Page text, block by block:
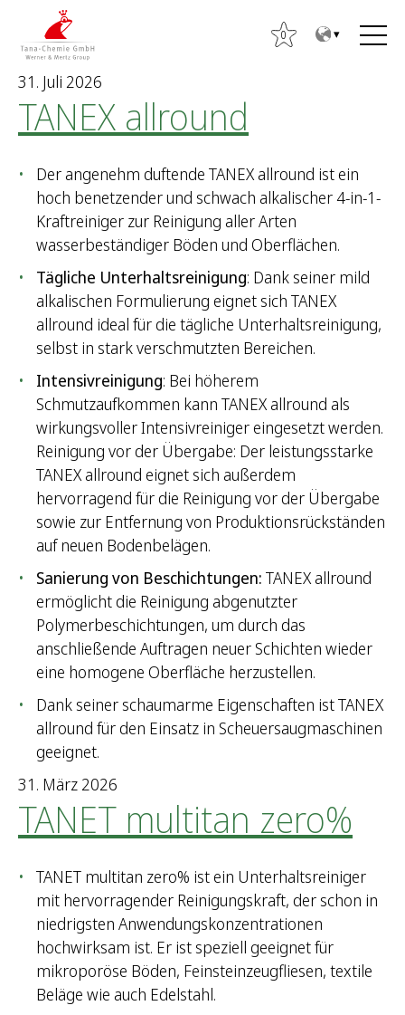
0
31. Juli 2026
TANEX allround
Der angenehm duftende TANEX allround ist ein
hoch benetzender und schwach alkalischer 4-in-1-
Kraftreiniger zur Reinigung aller Arten
wasserbeständiger Böden und Oberflächen.
Tägliche Unterhaltsreinigung: Dank seiner mild
alkalischen Formulierung eignet sich TANEX
allround ideal für die tägliche Unterhaltsreinigung,
selbst in stark verschmutzten Bereichen.
Intensivreinigung: Bei höherem
Schmutzaufkommen kann TANEX allround als
wirkungsvoller Intensivreiniger eingesetzt werden.
Reinigung vor der Übergabe: Der leistungsstarke
TANEX allround eignet sich außerdem
hervorragend für die Reinigung vor der Übergabe
sowie zur Entfernung von Produktionsrückständen
auf neuen Bodenbelägen.
Sanierung von Beschichtungen: TANEX allround
ermöglicht die Reinigung abgenutzter
Polymerbeschichtungen, um durch das
anschließende Auftragen neuer Schichten wieder
eine homogene Oberfläche herzustellen.
Dank seiner schaumarme Eigenschaften ist TANEX
allround für den Einsatz in Scheuersaugmaschinen
geeignet.
31. März 2026
TANET multitan zero%
TANET multitan zero% ist ein Unterhaltsreiniger
mit hervorragender Reinigungskraft, der schon in
niedrigsten Anwendungskonzentrationen
hochwirksam ist. Er ist speziell geeignet für
mikroporöse Böden, Feinsteinzeugfliesen, textile
Beläge wie auch Edelstahl.